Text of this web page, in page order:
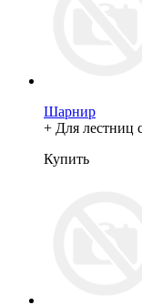
Шарнир
+ Для лестниц
Купить